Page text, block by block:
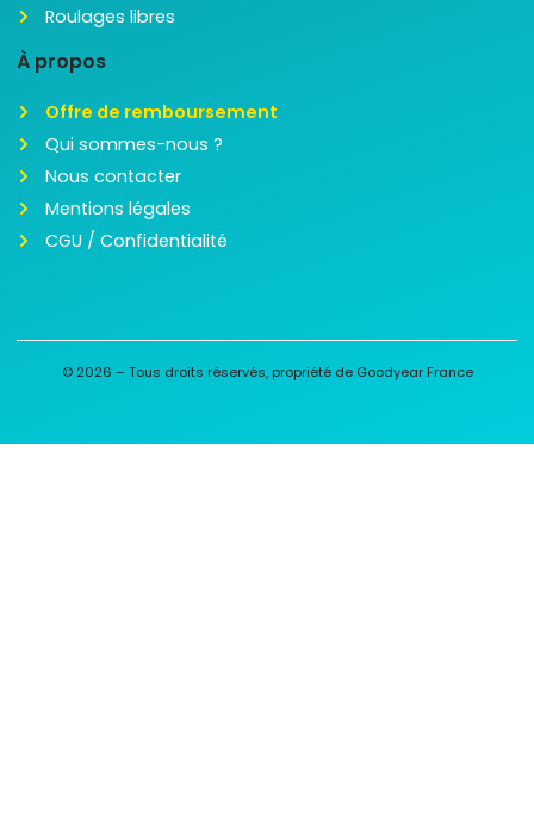
Roulages libres
À propos
Offre de remboursement
Qui sommes-nous ?
Nous contacter
Mentions légales
CGU / Confidentialité
© 2026 – Tous droits réservés, propriété de Goodyear France